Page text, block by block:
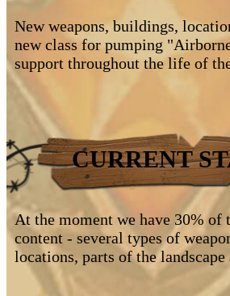
New weapons, buildings,
new class for pumping
support throughout the life of
CURRENT
At the moment we have 30% of
content - several types of
locations, parts of the landscape